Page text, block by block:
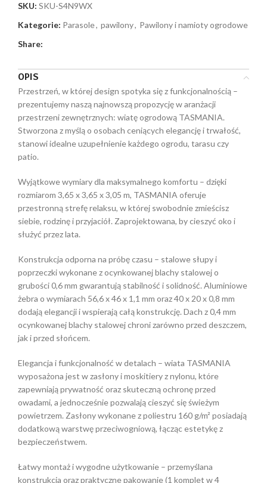
SKU: SKU-S4N9WX
Kategorie: Parasole, pawilony, Pawilony i namioty ogrodowe
Share:
OPIS
Przestrzeń, w której design spotyka się z funkcjonalnością –
prezentujemy naszą najnowszą propozycję w aranżacji
przestrzeni zewnętrznych: wiatę ogrodową TASMANIA.
Stworzona z myślą o osobach ceniących elegancję i trwałość,
stanowi idealne uzupełnienie każdego ogrodu, tarasu czy
patio.
Wyjątkowe wymiary dla maksymalnego komfortu – dzięki
rozmiarom 3,65 x 3,65 x 3,05 m, TASMANIA oferuje
przestronną strefę relaksu, w której swobodnie zmieścisz
siebie, rodzinę i przyjaciół. Zaprojektowana, by cieszyć oko i
służyć przez lata.
Konstrukcja odporna na próbę czasu – stalowe słupy i
poprzeczki wykonane z ocynkowanej blachy stalowej o
grubości 0,6 mm gwarantują stabilność i solidność. Aluminiowe
żebra o wymiarach 56,6 x 46 x 1,1 mm oraz 40 x 20 x 0,8 mm
dodają elegancji i wspierają całą konstrukcję. Dach z 0,4 mm
ocynkowanej blachy stalowej chroni zarówno przed deszczem,
jak i przed słońcem.
Elegancja i funkcjonalność w detalach – wiata TASMANIA
wyposażona jest w zasłony i moskitiery z nylonu, które
zapewniają prywatność oraz skuteczną ochronę przed
owadami, a jednocześnie pozwalają cieszyć się świeżym
powietrzem. Zasłony wykonane z poliestru 160 g/m² posiadają
dodatkową warstwę przeciwogniową, łącząc estetykę z
bezpieczeństwem.
Łatwy montaż i wygodne użytkowanie – przemyślana
konstrukcja oraz praktyczne pakowanie (1 komplet w 4